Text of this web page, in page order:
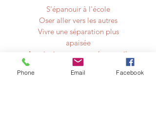
S'épanouir à l'école
Oser aller vers les autres
Vivre une séparation plus
apaisée
Apprivoiser ses peurs (sommeil,
...)
Se libérer des phobies
Phone Email Facebook